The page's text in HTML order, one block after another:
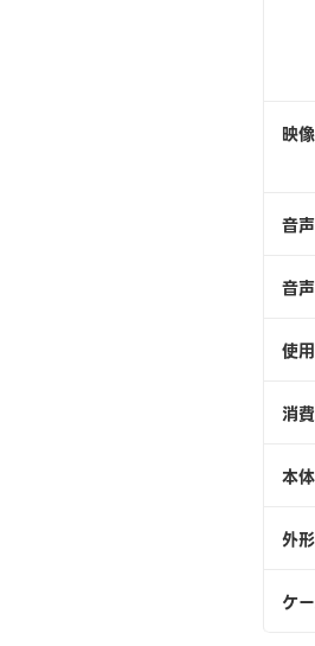
映
音
音
使
消
本
外
ケ